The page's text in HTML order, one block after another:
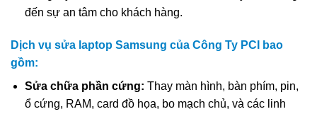
đến sự an tâm cho khách hàng.
Dịch vụ sửa laptop Samsung của Công Ty PCI bao
gồm:
Sửa chữa phần cứng: Thay màn hình, bàn phím, pin,
ổ cứng, RAM, card đồ họa, bo mạch chủ, và các linh